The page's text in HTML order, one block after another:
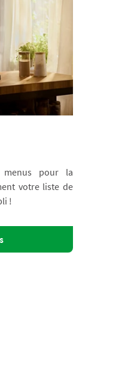
menus pour la
votre liste de
!